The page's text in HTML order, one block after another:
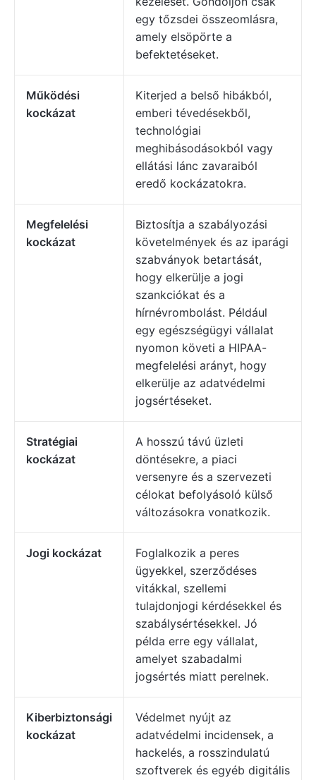
egy tőzsdei összeomlásra,
amely elsöpörte a
befektetéseket.
Működési
kockázat
Kiterjed a belső hibákból,
emberi tévedésekből,
technológiai
meghibásodásokból vagy
ellátási lánc zavaraiból
eredő kockázatokra.
Megfelelési
kockázat
Biztosítja a szabályozási
követelmények és az iparági
szabványok betartását,
hogy elkerülje a jogi
szankciókat és a
hírnévrombolást. Például
egy egészségügyi vállalat
nyomon követi a HIPAA-
megfelelési arányt, hogy
elkerülje az adatvédelmi
jogsértéseket.
Stratégiai
kockázat
A hosszú távú üzleti
döntésekre, a piaci
versenyre és a szervezeti
célokat befolyásoló külső
változásokra vonatkozik.
Jogi kockázat
Foglalkozik a peres
ügyekkel, szerződéses
vitákkal, szellemi
tulajdonjogi kérdésekkel és
szabálysértésekkel. Jó
példa erre egy vállalat,
amelyet szabadalmi
jogsértés miatt perelnek.
Kiberbiztonsági
kockázat
Védelmet nyújt az
adatvédelmi incidensek, a
hackelés, a rosszindulatú
szoftverek és egyéb digitális